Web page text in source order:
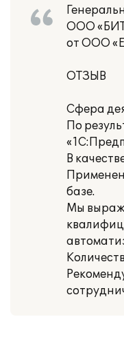
ООО «БИТ
от ООО
ОТЗЫВ
Сфера
По
В
базе.
Мы